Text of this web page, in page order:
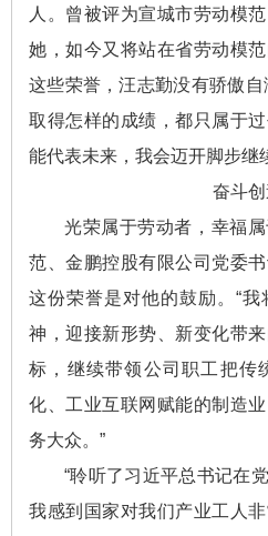
人。曾被评为宣城市劳动模
她，如今又将站在省劳动模
这些荣誉，汪志勤没有骄傲
取得怎样的成绩，都只属于
能代表未来，我会迈开脚步继
奋斗
光荣属于劳动者，幸福
范、金鹏控股有限公司党委
这份荣誉是对他的鼓励。“
神，迎接新形势、新变化带
标，继续带领公司职工把传
化、工业互联网赋能的制造
务大众。”
“聆听了习近平总书记在
我感到国家对我们产业工人